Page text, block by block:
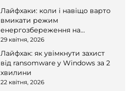
Лайфхаки: коли і навіщо варто
вмикати режим
енергозбереження на
смартфоні
29 квітня, 2026
Лайфхак: як увімкнути захист
від ransomware у Windows за 2
хвилини
22 квітня, 2026